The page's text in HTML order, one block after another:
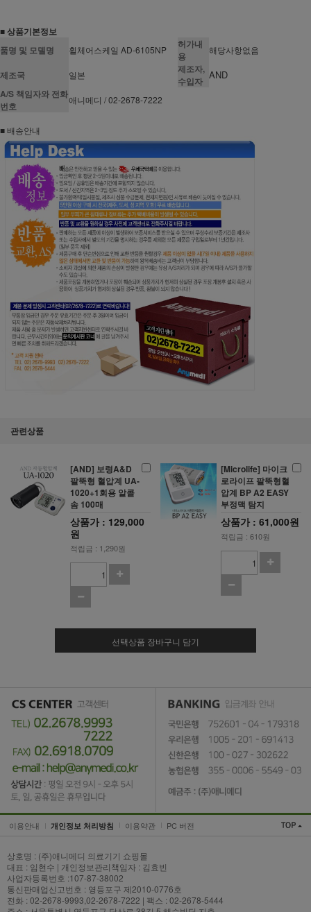
■ 상품기본정보
품명 및 모델명
휠체어스케일 AD-6105NP
허가내
용
해당사항없음
제조국 일본
제조자,
수입자 AND
A/S 책임자와 전화
번호
애니메디 / 02-2678-7222
■ 배송안내
관련상품
[AND] 보령A&D
팔뚝형 혈압계 UA-
1020+1회용 알콜
솜 100매
상품가 : 129,000
원
적립금 : 1,290원
[Microlife] 마이크
로라이프 팔뚝형혈
압계 BP A2 EASY
부정맥 탐지
상품가 : 61,000원
적립금 : 610원
선택상품 장바구니 담기
이용안내 개인정보 처리방침 이용약관 PC 버전
상호명 : (주)애니메디 의료기기 쇼핑몰
대표 : 임현수 | 개인정보관리책임자 : 김효빈
사업자등록번호 :107-87-38002
통신판매업신고번호 : 영등포구 제2010-0776호
전화 : 02-2678-9993,02-2678-7222 | 팩스 : 02-2678-5444